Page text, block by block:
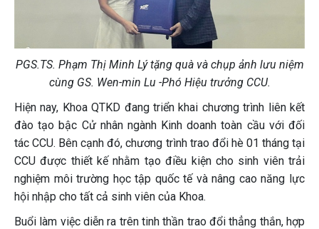
PGS.TS. Phạm Thị Minh Lý tặng quà và chụp ảnh lưu niệm
cùng GS. Wen-min Lu -Phó Hiệu trưởng CCU.
Hiện nay, Khoa QTKD đang triển khai chương trình liên kết
đào tạo bậc Cử nhân ngành Kinh doanh toàn cầu với đối
tác CCU. Bên cạnh đó, chương trình trao đổi hè 01 tháng tại
CCU được thiết kế nhằm tạo điều kiện cho sinh viên trải
nghiệm môi trường học tập quốc tế và nâng cao năng lực
hội nhập cho tất cả sinh viên của Khoa.
Buổi làm việc diễn ra trên tinh thần trao đổi thẳng thắn, hợp